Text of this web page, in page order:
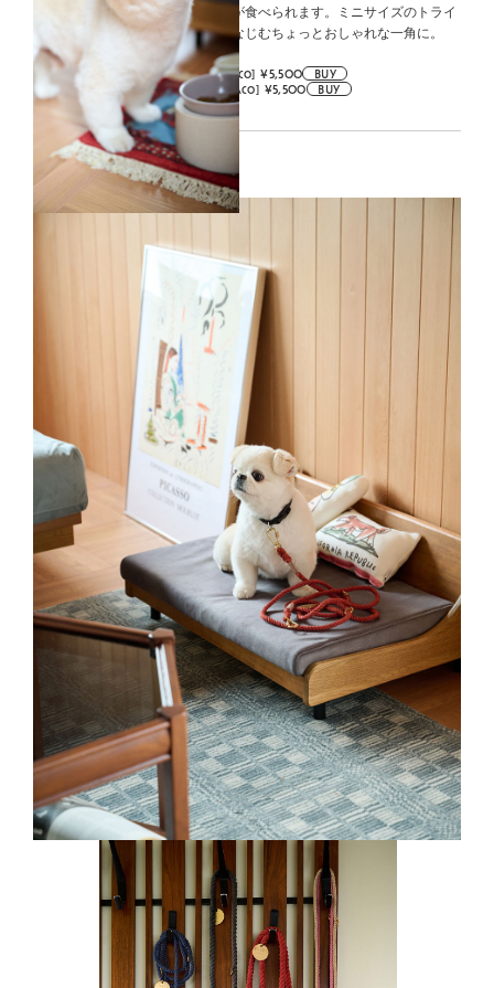
高さも出るので自然な姿勢でご飯が食べられます。ミニサイズのトライ
バルマットを添えれば、お部屋になじむちょっとおしゃれな一角に。
PET FEEDER FOOD / LOW [Ideaco] ¥5,500
BUY
PET FEEDER WATER / LOW [Ideaco] ¥5,500
BUY